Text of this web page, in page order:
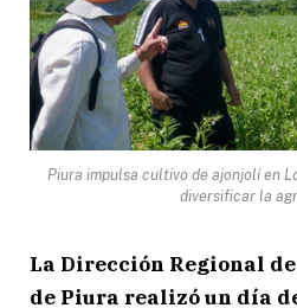
Piura impulsa cultivo de ajonjolí en
diversificar la
La Dirección Regional
de Piura realizó un día